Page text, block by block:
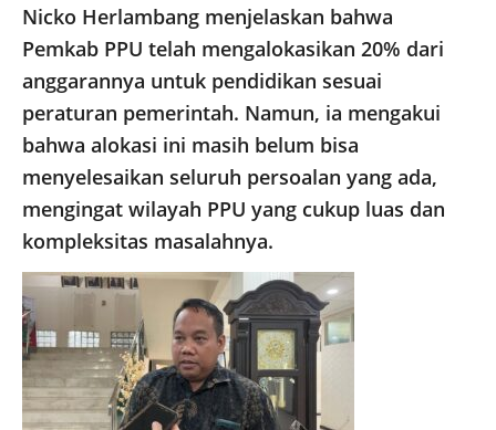
Nicko Herlambang menjelaskan bahwa
Pemkab PPU telah mengalokasikan 20% dari
anggarannya untuk pendidikan sesuai
peraturan pemerintah. Namun, ia mengakui
bahwa alokasi ini masih belum bisa
menyelesaikan seluruh persoalan yang ada,
mengingat wilayah PPU yang cukup luas dan
kompleksitas masalahnya.